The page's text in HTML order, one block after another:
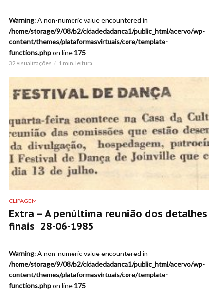
Warning: A non-numeric value encountered in
/home/storage/9/08/b2/cidadedadanca1/public_html/acervo/wp-
content/themes/plataformasvirtuais/core/template-
functions.phpon line 175
32 visualizações 1 min. leitura
CLIPAGEM
Extra – A penúltima reunião dos detalhes
finais 28-06-1985
Warning: A non-numeric value encountered in
/home/storage/9/08/b2/cidadedadanca1/public_html/acervo/wp-
content/themes/plataformasvirtuais/core/template-
functions.phpon line 175